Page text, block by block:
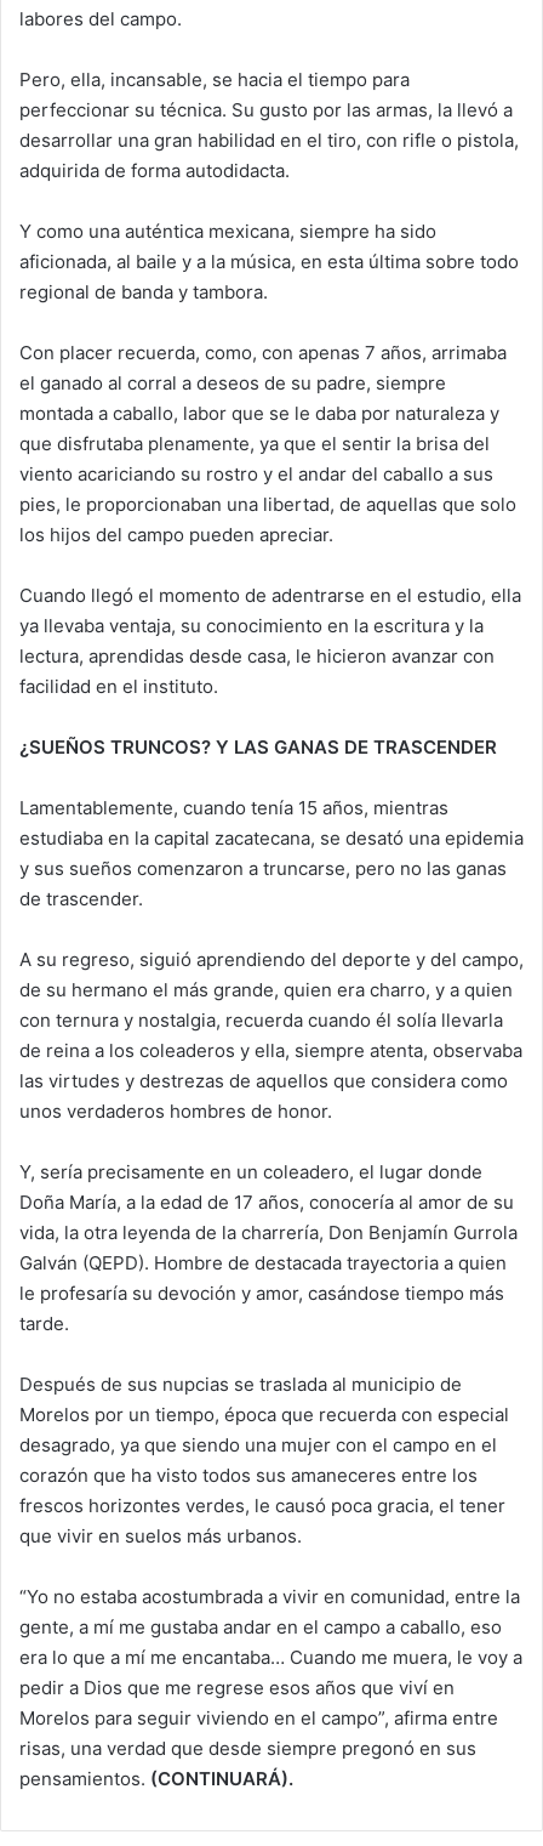
labores del campo.
Pero, ella, incansable, se hacia el tiempo para
perfeccionar su técnica. Su gusto por las armas, la llevó a
desarrollar una gran habilidad en el tiro, con rifle o pistola,
adquirida de forma autodidacta.
Y como una auténtica mexicana, siempre ha sido
aficionada, al baile y a la música, en esta última sobre todo
regional de banda y tambora.
Con placer recuerda, como, con apenas 7 años, arrimaba
el ganado al corral a deseos de su padre, siempre
montada a caballo, labor que se le daba por naturaleza y
que disfrutaba plenamente, ya que el sentir la brisa del
viento acariciando su rostro y el andar del caballo a sus
pies, le proporcionaban una libertad, de aquellas que solo
los hijos del campo pueden apreciar.
Cuando llegó el momento de adentrarse en el estudio, ella
ya llevaba ventaja, su conocimiento en la escritura y la
lectura, aprendidas desde casa, le hicieron avanzar con
facilidad en el instituto.
¿SUEÑOS TRUNCOS? Y LAS GANAS DE TRASCENDER
Lamentablemente, cuando tenía 15 años, mientras
estudiaba en la capital zacatecana, se desató una epidemia
y sus sueños comenzaron a truncarse, pero no las ganas
de trascender.
A su regreso, siguió aprendiendo del deporte y del campo,
de su hermano el más grande, quien era charro, y a quien
con ternura y nostalgia, recuerda cuando él solía llevarla
de reina a los coleaderos y ella, siempre atenta, observaba
las virtudes y destrezas de aquellos que considera como
unos verdaderos hombres de honor.
Y, sería precisamente en un coleadero, el lugar donde
Doña María, a la edad de 17 años, conocería al amor de su
vida, la otra leyenda de la charrería, Don Benjamín Gurrola
Galván (QEPD). Hombre de destacada trayectoria a quien
le profesaría su devoción y amor, casándose tiempo más
tarde.
Después de sus nupcias se traslada al municipio de
Morelos por un tiempo, época que recuerda con especial
desagrado, ya que siendo una mujer con el campo en el
corazón que ha visto todos sus amaneceres entre los
frescos horizontes verdes, le causó poca gracia, el tener
que vivir en suelos más urbanos.
“Yo no estaba acostumbrada a vivir en comunidad, entre la
gente, a mí me gustaba andar en el campo a caballo, eso
era lo que a mí me encantaba… Cuando me muera, le voy a
pedir a Dios que me regrese esos años que viví en
Morelos para seguir viviendo en el campo”, afirma entre
risas, una verdad que desde siempre pregonó en sus
pensamientos. (CONTINUARÁ).